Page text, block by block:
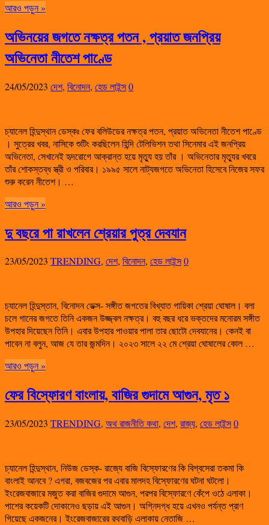
আরও পড়ুন »
অভিনয়ের জগতে নক্ষত্র পতন , প্রয়াত জনপ্রিয়
অভিনেতা নীতেশ পাণ্ডে
24/05/2023 দেশ, বিনোদন, হেড লাইন্স0
চ্যানেল হিন্দুস্থান ডেস্কঃ ফের বলিউডের নক্ষত্র পতন, প্রয়াত অভিনেতা নীতেশ পাণ্ডে
। সুত্রের খবর, নাসিকে শুটিং করছিলেন হিন্দি টেলিভিশন তথা সিনেমার এই জনপ্রিয়
অভিনেতা, সেখানেই হৃদরোগে আক্রান্ত হয়ে মৃত্যু হয় তাঁর । অভিনেতার মৃত্যুর খবরে
তাঁর শোকস্তব্ধ স্ত্রী ও পরিবার। ১৯৯৫ সালে নাট্যজগতে অভিনেতা হিসেবে নিজের সফর
শুরু করেন নীতেশ। …
আরও পড়ুন »
দু বছরে পা রাখলেন শ্রেয়ার পুত্র দেবযান
23/05/2023 TRENDING, দেশ, বিনোদন, হেড লাইন্স0
চ্যানেল হিন্দুস্তান, বিনোদন ডেক্স- সঙ্গীত জগতের বিখ্যাত গায়িকা শ্রেয়া ঘোষাল। বলা
চলে গানের জগতে তিনি একজন উজ্জ্বল নক্ষত্র। বহু বছর ধরে ভক্তদের মনোরম সঙ্গীত
উপহার দিয়েছেন তিনি। এবার উপহার পাওয়ার পালা তার ছোটো দেবযানের। কেন‌ই বা
পাবেন না বলুন, আজ যে তার জন্মদিন। ২০২৩ সালে ২২ মে শ্রেয়া ঘোষালের কোল …
আরও পড়ুন »
ফের বিস্ফোরণ বাংলায়, বাজির গুদামে আগুন, মৃত ১
23/05/2023 TRENDING, অথ রাজনীতি কথা, দেশ, রাজ্য, হেড লাইন্স0
চ্যানেল হিন্দুস্থান, নিউজ ডেস্ক- রাজ্যে বাজি বিস্ফোরণের কি বিশ্বসেরা তকমা কি
বাংলাই আনবে ? এগরা, বজবজের পর এবার মালদহ বিস্ফোরণের ঘটনা ঘটলো।
ইংরেজবাজারে মজুত করা বাজির গুদামে আগুন, পরপর বিস্ফোরণে কেঁপে ওঠে এলাকা।
পাশের কয়েকটি দোকানেও ছড়ায় এই আগুন। অগ্নিদগ্ধ হয়ে এখনও পর্যন্ত প্রাণ
গিয়েছে একজনের। ইংরেজবাজারের রথবাড়ি এলাকায় নেতাজি …